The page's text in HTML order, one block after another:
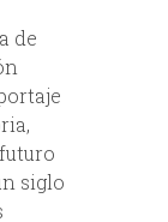
de
siglo